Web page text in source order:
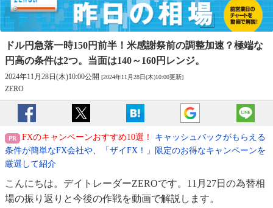
ドル円急落一時150円前半！米感謝祭前の調整加速？極端な
円高の条件は2つ。当面は140～160円レンジ。
2024年11月28日(木)10:00公開 [2024年11月28日(木)10:00更新]
ZERO
FXのキャンペーンおすすめ10選！
キャッシュバックがもらえる
条件が簡単なFX会社や、「ザイFX！」限定のお得なキャンペーンを
厳選して紹介
こんにちは。デイトレーダーZEROです。11月27日の為替相
場の振り返りと今後の作戦を動画で解説します。